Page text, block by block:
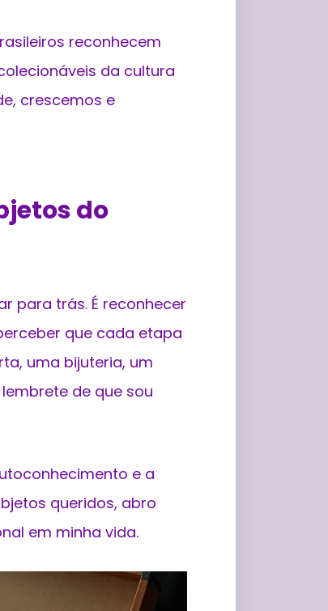
reconhecem
da cultura
crescemos e
do
para trás. É reconhecer
que cada etapa
uma bijuteria, um
de que sou
e a
queridos, abro
em minha vida.